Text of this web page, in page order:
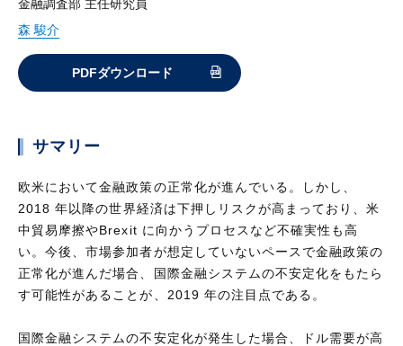
金融調査部 主任研究員
森 駿介
PDFダウンロード
サマリー
欧米において金融政策の正常化が進んでいる。しかし、
2018 年以降の世界経済は下押しリスクが高まっており、米
中貿易摩擦やBrexit に向かうプロセスなど不確実性も高
い。今後、市場参加者が想定していないペースで金融政策の
正常化が進んだ場合、国際金融システムの不安定化をもたら
す可能性があることが、2019 年の注目点である。
国際金融システムの不安定化が発生した場合、ドル需要が高